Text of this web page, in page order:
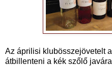
Az áprilisi klubösszejövetelt
átbillenteni a kék szőlő